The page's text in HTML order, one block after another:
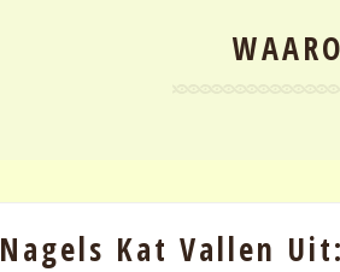
Nagels Kat Vallen